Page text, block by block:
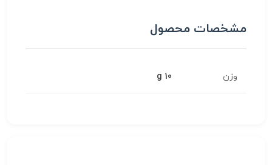
مشخصات محصول
وزن 10 g